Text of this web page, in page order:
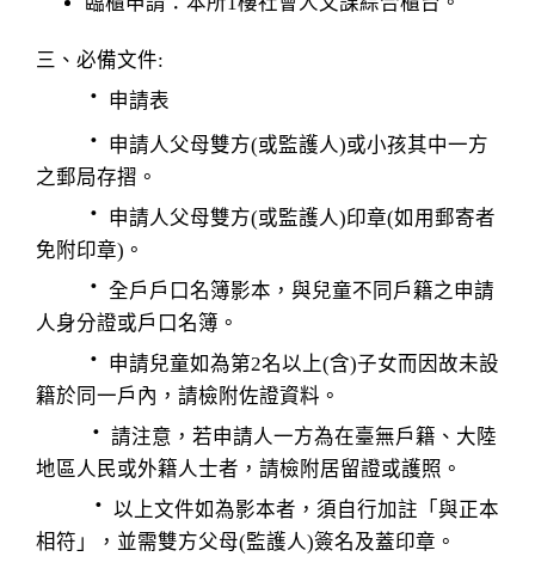
三、必備文件:
． 申請表
． 申請人父母雙方(或監護人)或小孩其中一方
之郵局存摺。
． 申請人父母雙方(或監護人)印章(如用郵寄者
免附印章)。
． 全戶戶口名簿影本，與兒童不同戶籍之申請
人身分證或戶口名簿。
． 申請兒童如為第2名以上(含)子女而因故未設
籍於同一戶內，請檢附佐證資料。
． 請注意，若申請人一方為在臺無戶籍、大陸
地區人民或外籍人士者，請檢附居留證或護照。
． 以上文件如為影本者，須自行加註「與正本
相符」，並需雙方父母(監護人)簽名及蓋印章。